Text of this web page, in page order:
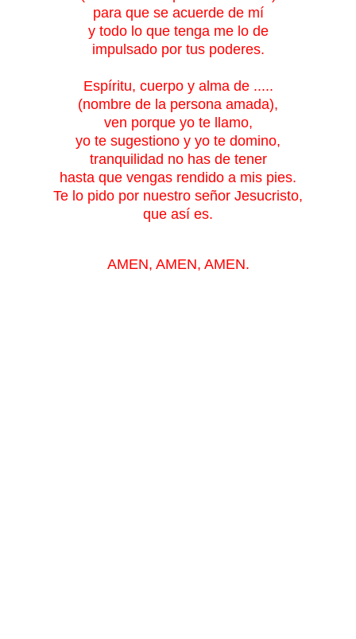
para que se acuerde de mí
y todo lo que tenga me lo de
impulsado por tus poderes.
Espíritu, cuerpo y alma de .....
(nombre de la persona amada),
ven porque yo te llamo,
yo te sugestiono y yo te domino,
tranquilidad no has de tener
hasta que vengas rendido a mis pies.
Te lo pido por nuestro señor Jesucristo,
que así es.
AMEN, AMEN, AMEN.